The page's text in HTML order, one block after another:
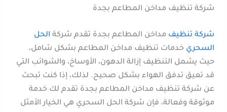
شركة تنظيف مداخن المطاعم بجدة
شركة تنظيف مداخن المطاعم بجدة تقدم شركة الحل
السحري خدمات تنظيف مداخن المطاعم بشكل شامل،
حيث يشمل التنظيف إزالة الدهون، الأوساخ، والشوائب التي
قد تعيق تدفق الهواء بشكل صحيح. لذلك، إذا كنت تبحث
عن شركة تنظيف مداخن المطاعم بجدة تقدم لك خدمة
موثوقة وفعالة، فإن شركة الحل السحري هي الخيار الأمثل